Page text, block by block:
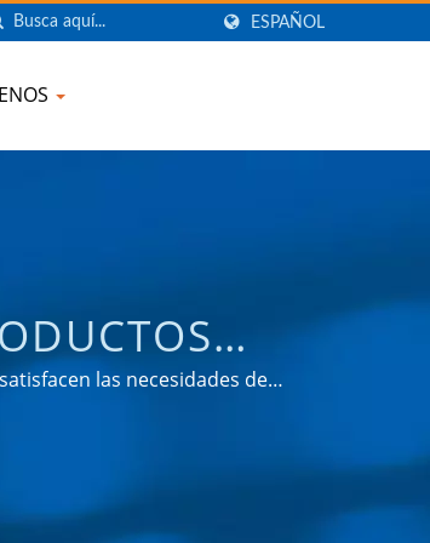
ESPAÑOL
| AHOKU
las necesidades de
de consumo.